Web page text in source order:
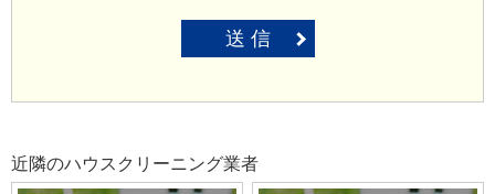
送 信
近隣のハウスクリーニング業者